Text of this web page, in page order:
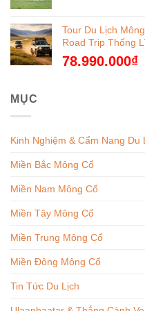
Tour Du Lịch
Road Trip Thống
78.990.000₫
MỤC
Kinh Nghiệm & Cẩm Nang Du
Miền Bắc Mông Cổ
Miền Nam Mông Cổ
Miền Tây Mông Cổ
Miền Trung Mông Cổ
Miền Đông Mông Cổ
Tin Tức Du Lịch